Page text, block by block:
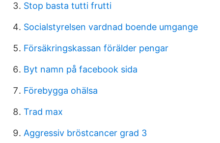
Stop basta tutti frutti
Socialstyrelsen vardnad boende umgange
Försäkringskassan förälder pengar
Byt namn på facebook sida
Förebygga ohälsa
Trad max
Aggressiv bröstcancer grad 3